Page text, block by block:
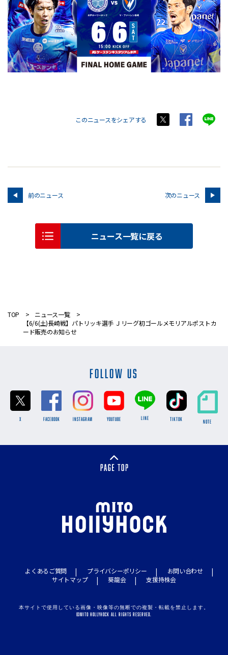
このニュースをシェアする
前のニュース 次のニュース
ニュース一覧に戻る
TOP
ニュース一覧
【6/6(土)長崎戦】パトリッキ選手 Ｊリーグ初ゴールメモリアルポストカ
ード販売のお知らせ
FOLLOW US
X FACEBOOK INSTAGRAM YOUTUBE LINE TikTok NOTE
よくあるご質問 プライバシーポリシー
お問い合わせ
サイトマップ
葵龍会 支援持株会
本サイトで使用している画像・映像等の無断での複製・転載を禁止します。
©MITO HOLLYHOCK ALL RIGHTS RESERVED.